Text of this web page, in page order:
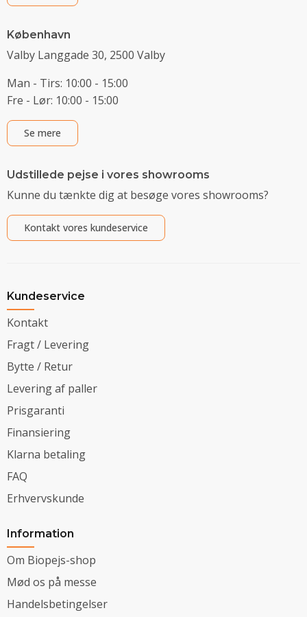
København
Valby Langgade 30, 2500 Valby
Man - Tirs: 10:00 - 15:00
Fre - Lør: 10:00 - 15:00
Se mere
Udstillede pejse i vores showrooms
Kunne du tænkte dig at besøge vores showrooms?
Kontakt vores kundeservice
Kundeservice
Kontakt
Fragt / Levering
Bytte / Retur
Levering af paller
Prisgaranti
Finansiering
Klarna betaling
FAQ
Erhvervskunde
Information
Om Biopejs-shop
Mød os på messe
Handelsbetingelser